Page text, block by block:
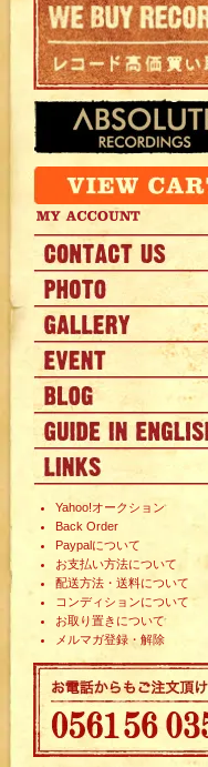
Yahoo!オークション
Back Order
Paypalについて
お支払い方法について
配送方法・送料について
コンディションについて
お取り置きについて
メルマガ登録・解除